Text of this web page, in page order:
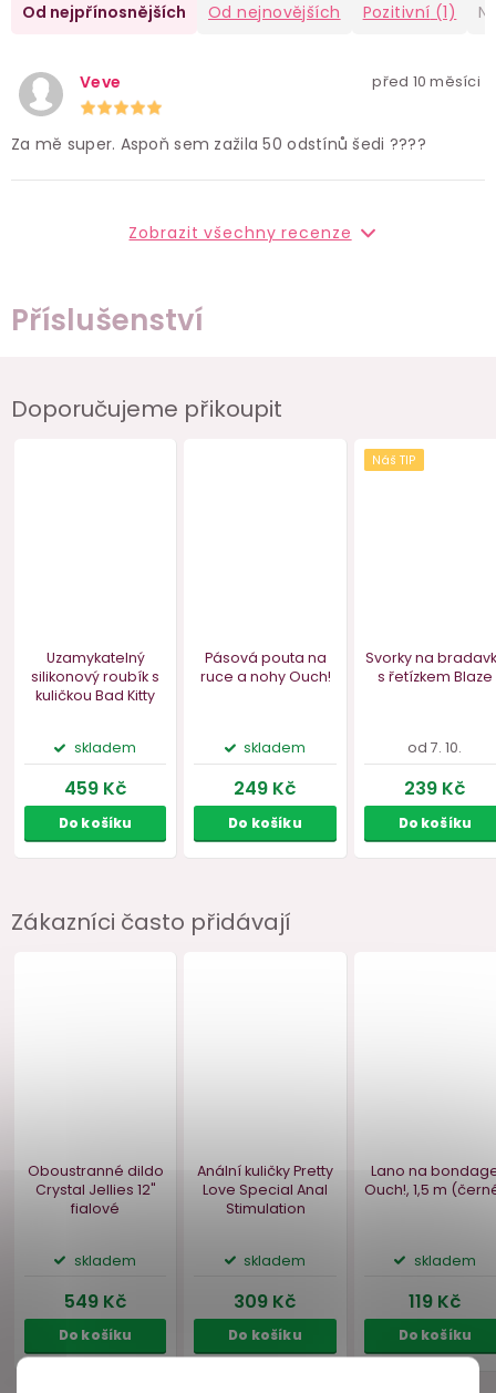
Příslušenství
Od nejpřínosnějších Od nejnovějších Pozitivní (1)
Veve před 10 měsíci
Za mě super. Aspoň sem zažila 50 odstínů šedi ????
Zobrazit všechny recenze
Doporučujeme přikoupit
skladem
459 Kč
skladem
249 Kč
Náš TIP
od 7.
Zákazníci často přidávají